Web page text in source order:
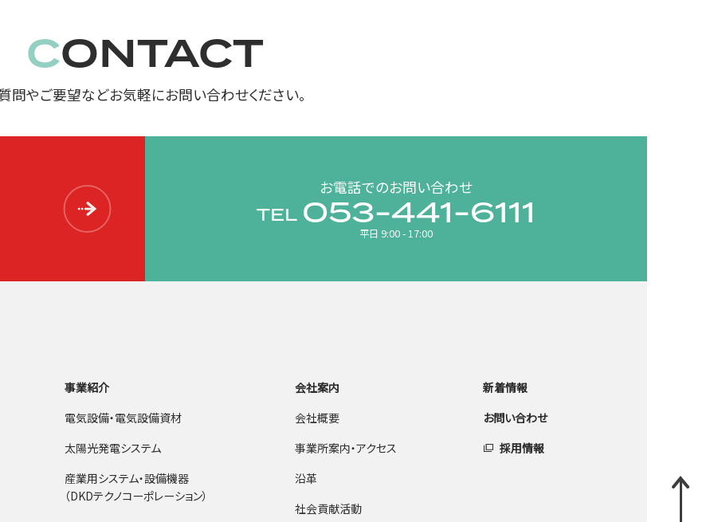
CONTACT
問やご要望などお気軽にお問い合わせください。
お電話でのお問い合わせ
TEL 053-441-6111
平日 9:00 - 17:00
事業紹介
電気設備・電気設備資材
太陽光発電システム
産業用システム・設備機器
（DKDテクノコーポレーション）
会社案内
会社概要
事業所案内・アクセス
沿革
社会貢献活動
新着情報
お問い合わせ
採用情報